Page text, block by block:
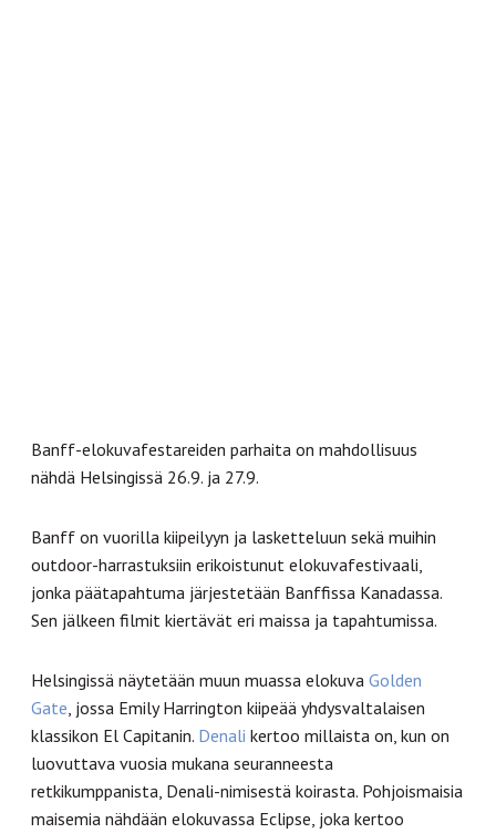
Banff-elokuvafestareiden parhaita on mahdollisuus
nähdä Helsingissä 26.9. ja 27.9.
Banff on vuorilla kiipeilyyn ja lasketteluun sekä muihin
outdoor-harrastuksiin erikoistunut elokuvafestivaali,
jonka päätapahtuma järjestetään Banffissa Kanadassa.
Sen jälkeen filmit kiertävät eri maissa ja tapahtumissa.
Helsingissä näytetään muun muassa elokuva Golden
Gate , jossa Emily Harrington kiipeää yhdysvaltalaisen
klassikon El Capitanin. Denali kertoo millaista on, kun on
luovuttava vuosia mukana seuranneesta
retkikumppanista, Denali-nimisestä koirasta. Pohjoismaisia
maisemia nähdään elokuvassa Eclipse, joka kertoo